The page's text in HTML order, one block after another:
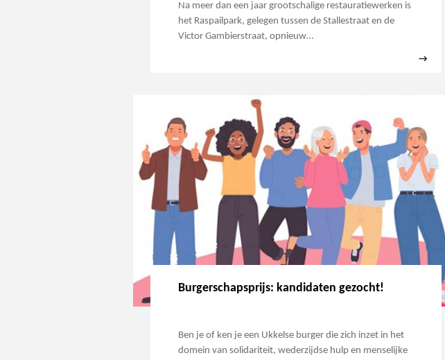
Na meer dan een jaar grootschalige restauratiewerken is
het Raspailpark, gelegen tussen de Stallestraat en de
Victor Gambierstraat, opnieuw…
→
Burgerschapsprijs: kandidaten gezocht!
Ben je of ken je een Ukkelse burger die zich inzet in het
domein van solidariteit, wederzijdse hulp en menselijke